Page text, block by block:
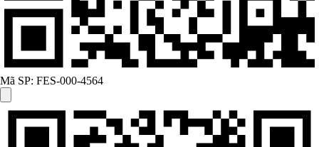
Mã SP: FES-000-4564